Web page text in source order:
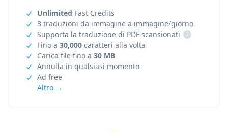
Unlimited Fast Credits
3 traduzioni da immagine a immagine/giorno
Supporta la traduzione di PDF scansionati
i
Fino a 30,000 caratteri alla volta
Carica file fino a 30 MB
Annulla in qualsiasi momento
Ad free
Altro →